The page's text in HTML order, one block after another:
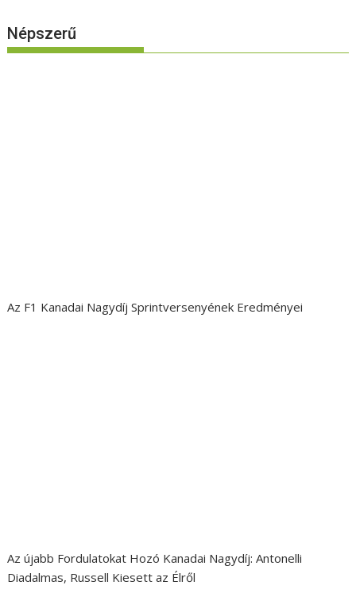
Népszerű
Az F1 Kanadai Nagydíj Sprintversenyének Eredményei
Az újabb Fordulatokat Hozó Kanadai Nagydíj: Antonelli
Diadalmas, Russell Kiesett az Élről